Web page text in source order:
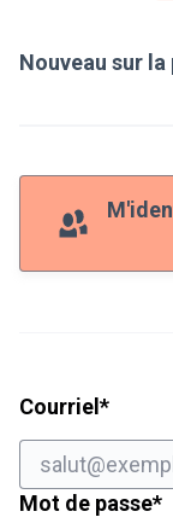
Nouveau sur
Courriel *
Mot de passe*